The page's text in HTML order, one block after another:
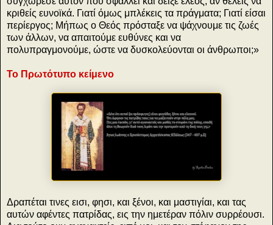
κριθείς ευνοϊκά. Γιατί όμως μπλέκεις τα πράγματα; Γιατί είσαι
περίεργος; Μήπως ο Θεός πρόσταξε να ψάχνουμε τις ζωές
των άλλων, να απαιτούμε ευθύνες και να
πολυπραγμονούμε, ώστε να δυσκολεύονται οι άνθρωποι;»
Το Πρωτότυπο κείμενο
Δραπέται τινες εισι, φησι, και ξένοι, και μαστιγίαι, και τας
αυτών αφέντες πατρίδας, εις την ημετέραν πόλιν συρρέουσι.